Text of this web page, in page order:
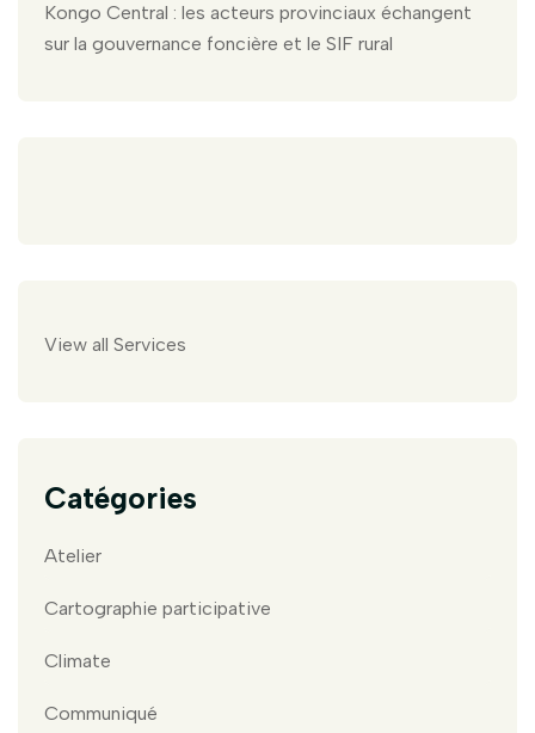
Kongo Central : les acteurs provinciaux échangent
sur la gouvernance foncière et le SIF rural
View all Services
Catégories
Atelier
Cartographie participative
Climate
Communiqué